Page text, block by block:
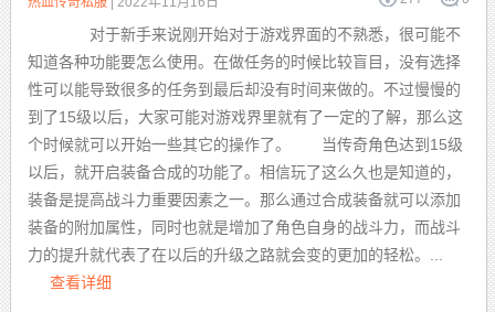
对于新手来说刚开始对于游戏界面的不熟悉，很可能不
知道各种功能要怎么使用。在做任务的时候比较盲目，没有选择
性可以能导致很多的任务到最后却没有时间来做的。不过慢慢的
到了15级以后，大家可能对游戏界里就有了一定的了解，那么这
个时候就可以开始一些其它的操作了。 当传奇角色达到15级
以后，就开启装备合成的功能了。相信玩了这么久也是知道的，
装备是提高战斗力重要因素之一。那么通过合成装备就可以添加
装备的附加属性，同时也就是增加了角色自身的战斗力，而战斗
力的提升就代表了在以后的升级之路就会变的更加的轻松。...
查看详细